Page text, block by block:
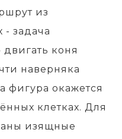
из
задача
коня
наверняка
фигура окажется
клетках. Для
изящные